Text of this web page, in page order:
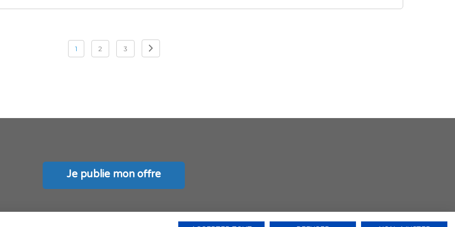
1 2 3
Je publie mon offre